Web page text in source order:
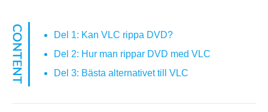
Del 1: Kan VLC rippa DVD?
Del 2: Hur man rippar DVD med VLC
Del 3: Bästa alternativet till VLC